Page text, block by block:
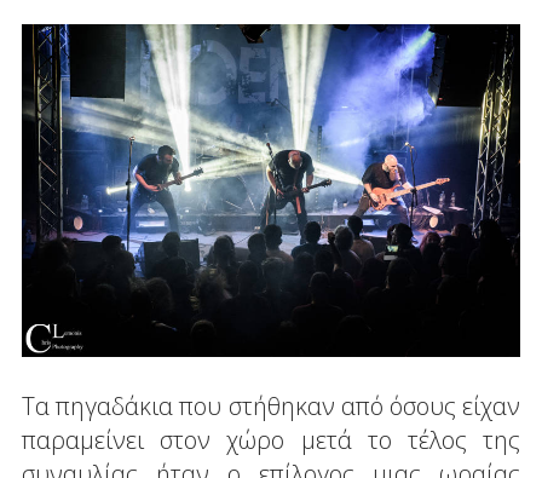
Τα πηγαδάκια που στήθηκαν από όσους είχαν
παραμείνει στον χώρο μετά το τέλος της